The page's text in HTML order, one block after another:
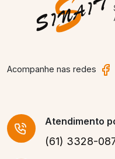
Acompanhe nas redes
Atendimento
(61) 3328-